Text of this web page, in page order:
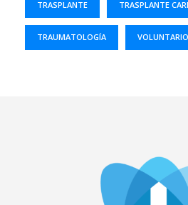
TRASPLANTE TRASPLANTE
TRAUMATOLOGÍA VOLUNTARIO